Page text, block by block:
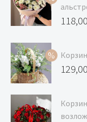
118,00
цена:
129,00
цена: